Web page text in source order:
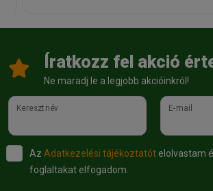
Íratkozz fel akció
Ne maradj le a legjobb akcióinkról!
Keresztnév E-mail
Az Adatkezelési tájékoztatót elolvastam
foglaltakat elfogadom.